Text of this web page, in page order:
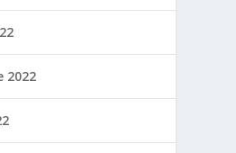
2022